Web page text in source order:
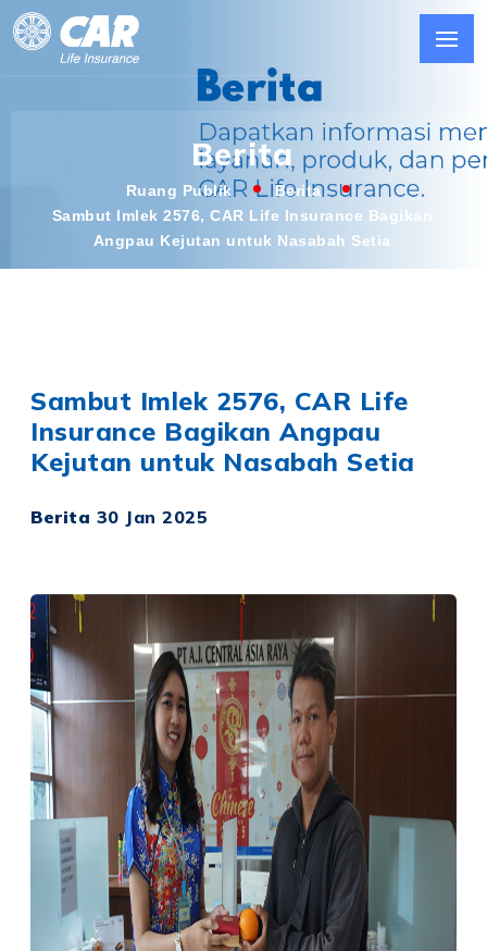
Berita
Ruang Publik
Berita
Sambut Imlek 2576, CAR Life Insurance Bagikan
Angpau Kejutan untuk Nasabah Setia
Sambut Imlek 2576, CAR Life
Insurance Bagikan Angpau
Kejutan untuk Nasabah Setia
Berita 30 Jan 2025